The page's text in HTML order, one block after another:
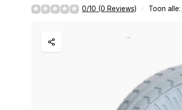
0/10 (0 Reviews) Toon alle: